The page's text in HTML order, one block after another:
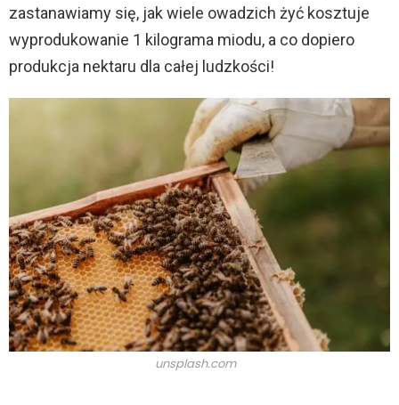
zastanawiamy się, jak wiele owadzich żyć kosztuje
wyprodukowanie 1 kilograma miodu, a co dopiero
produkcja nektaru dla całej ludzkości!
unsplash.com